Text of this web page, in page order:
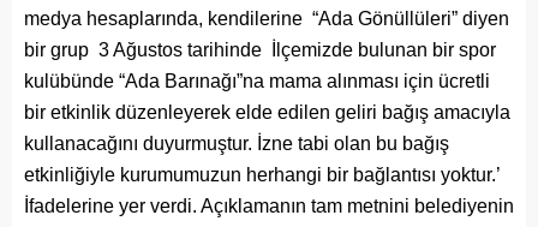
medya hesaplarında, kendilerine “Ada Gönüllüleri” diyen
bir grup 3 Ağustos tarihinde İlçemizde bulunan bir spor
kulübünde “Ada Barınağı”na mama alınması için ücretli
bir etkinlik düzenleyerek elde edilen geliri bağış amacıyla
kullanacağını duyurmuştur. İzne tabi olan bu bağış
etkinliğiyle kurumumuzun herhangi bir bağlantısı yoktur.’
İfadelerine yer verdi. Açıklamanın tam metnini belediyenin